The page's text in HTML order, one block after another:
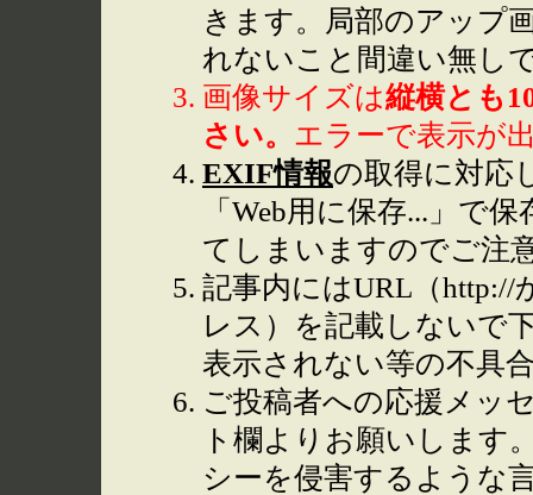
きます。局部のアップ
れないこと間違い無し
画像サイズは縦横とも
さい。 エラーで表示が
EXIF情報の取得に対応
「Web用に保存...」で
てしまいますのでご注
記事内にはURL（
レス）を記載しないで
表示されない等の不具
ご投稿者への応援メッ
ト欄よりお願いします
シーを侵害するような